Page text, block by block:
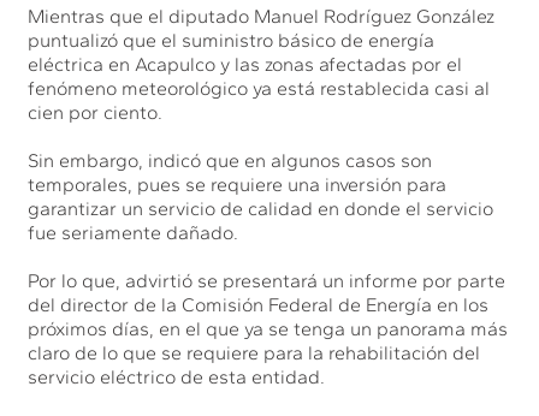
Mientras que el diputado Manuel Rodríguez González
puntualizó que el suministro básico de energía
eléctrica en Acapulco y las zonas afectadas por el
fenómeno meteorológico ya está restablecida casi al
cien por ciento.
Sin embargo, indicó que en algunos casos son
temporales, pues se requiere una inversión para
garantizar un servicio de calidad en donde el servicio
fue seriamente dañado.
Por lo que, advirtió se presentará un informe por parte
del director de la Comisión Federal de Energía en los
próximos días, en el que ya se tenga un panorama más
claro de lo que se requiere para la rehabilitación del
servicio eléctrico de esta entidad.